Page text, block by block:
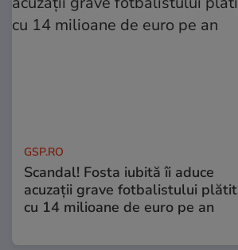
GSP.RO
Scandal! Fosta iubită îi aduce
acuzații grave fotbalistului plătit
cu 14 milioane de euro pe an